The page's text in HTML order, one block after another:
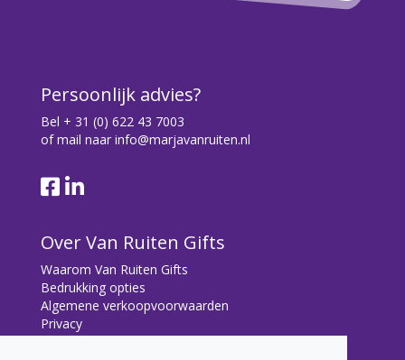
Persoonlijk advies?
Bel + 31 (0) 622 43 7003
of mail naar info@marjavanruiten.nl
Over Van Ruiten Gifts
Waarom Van Ruiten Gifts
Bedrukking opties
Algemene verkoopvoorwaarden
Privacy
Contact